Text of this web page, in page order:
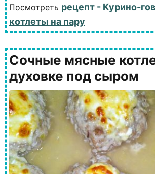
Посмотреть рецепт - Курино-
котлеты на пару
Сочные мясные
духовке под сыром